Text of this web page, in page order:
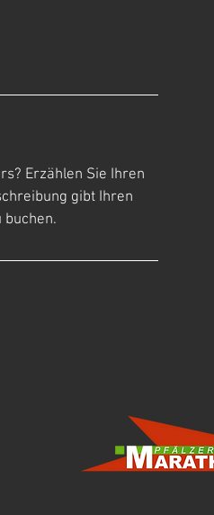
Erzählen Sie Ihren
gibt Ihren
buchen.